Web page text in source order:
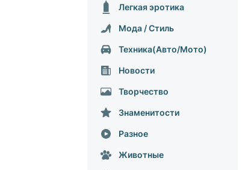
Легкая эротика
Мода / Стиль
Техника(Авто/Мото)
Hовости
Творчество
Знаменитости
Разное
Животные